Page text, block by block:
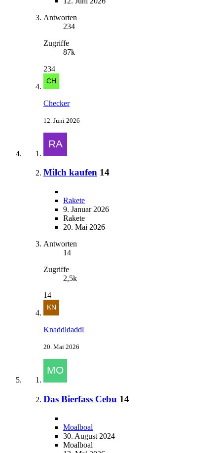
Antworten
234
Zugriffe
87k
234
Checker
12. Juni 2026
Milch kaufen 14
Rakete
9. Januar 2026
Rakete
20. Mai 2026
Antworten
14
Zugriffe
2,5k
14
Knaddldaddl
20. Mai 2026
Das Bierfass Cebu 14
Moalboal
30. August 2024
Moalboal